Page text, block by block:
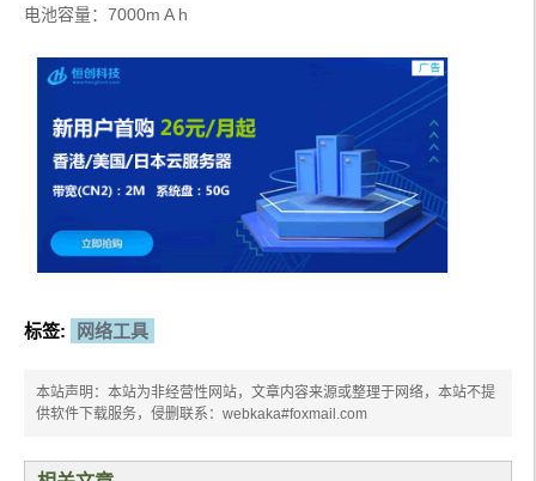
电池容量：7000m A h
标签: 网络工具
本站声明：本站为非经营性网站，文章内容来源或整理于网络，本站不提
供软件下载服务，侵删联系：webkaka#foxmail.com